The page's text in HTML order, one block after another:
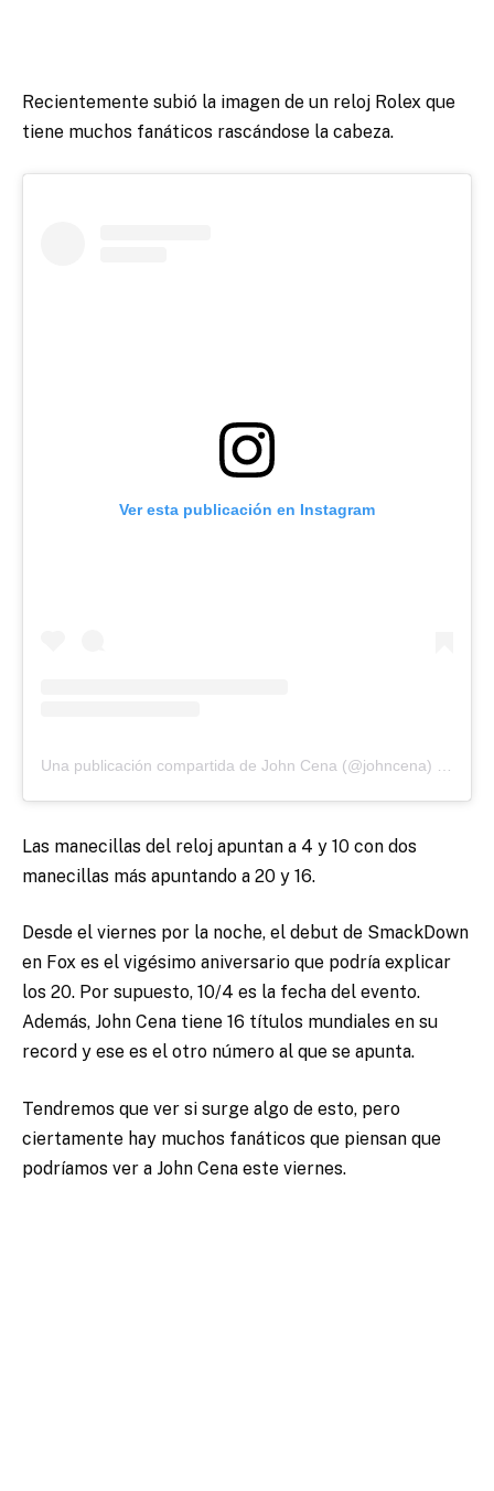
Recientemente subió la imagen de un reloj Rolex que
tiene muchos fanáticos rascándose la cabeza.
Ver esta publicación en Instagram
Una publicación compartida de John Cena (@johncena)
Las manecillas del reloj apuntan a 4 y 10 con dos
manecillas más apuntando a 20 y 16.
Desde el viernes por la noche, el debut de SmackDown
en Fox es el vigésimo aniversario que podría explicar
los 20. Por supuesto, 10/4 es la fecha del evento.
Además, John Cena tiene 16 títulos mundiales en su
record y ese es el otro número al que se apunta.
Tendremos que ver si surge algo de esto, pero
ciertamente hay muchos fanáticos que piensan que
podríamos ver a John Cena este viernes.